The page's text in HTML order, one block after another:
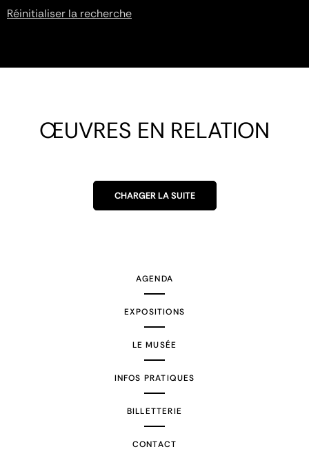
Réinitialiser la recherche
ŒUVRES EN RELATION
CHARGER LA SUITE
AGENDA
EXPOSITIONS
LE MUSÉE
INFOS PRATIQUES
BILLETTERIE
CONTACT